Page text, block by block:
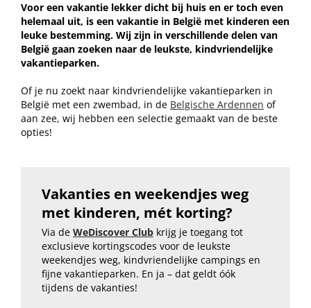
Voor een vakantie lekker dicht bij huis en er toch even
helemaal uit, is een vakantie in België met kinderen een
leuke bestemming. Wij zijn in verschillende delen van
België gaan zoeken naar de leukste, kindvriendelijke
vakantieparken.
Of je nu zoekt naar kindvriendelijke vakantieparken in
België met een zwembad, in de Belgische Ardennen of
aan zee, wij hebben een selectie gemaakt van de beste
opties!
Vakanties en weekendjes weg
met kinderen, mét korting?
Via de WeDiscover Club krijg je toegang tot
exclusieve kortingscodes voor de leukste
weekendjes weg, kindvriendelijke campings en
fijne vakantieparken. En ja – dat geldt óók
tijdens de vakanties!